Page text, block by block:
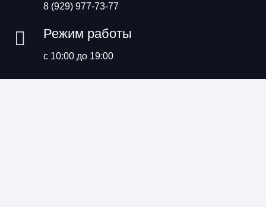
8 (929) 977-73-77
Режим работы
с 10:00 до 19:00